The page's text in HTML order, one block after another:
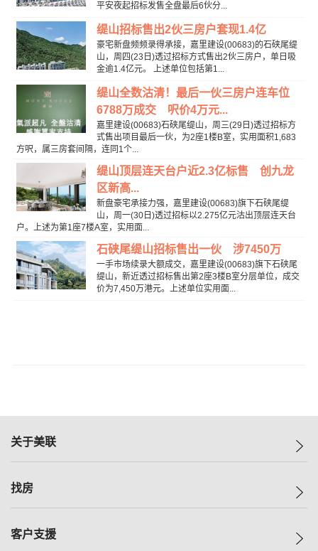
平安夜起招标发售全盘最后6伙分...
缇山招标售出2伙三房户套现1.4亿
豪宅新盘频频录得承接，嘉里建设(00683)的石硖尾缇
山，周四(23日)透过招标方式售出2伙三房户，单日吸
金逾1.4亿元。 上述单位包括第1...
缇山全数沽清！最后一伙三房户连车位
6788万成交 呎价4万元...
嘉里建设(00683)石硖尾缇山，周三(29日)透过招标方
式售出项目最后一伙，为2座1楼B室，实用面积1,683
方呎，属三房套间隔，连同1个...
缇山顶层连天台户近2.3亿标售 创九龙
区新高...
新盘豪宅承接力强，嘉里建设(00683)旗下石硖尾缇
山，周一(30日)透过招标以2.275亿元沽出顶层连天台
户。上述为第1座7楼A室，实用面...
石硖尾缇山招标售出一伙 涉7450万
一手市场续录大额成交，嘉里建设(00683)旗下石硖尾
缇山，新近透过招标售出第2座3楼B室分层单位，成交
价为7,450万港元。上述单位实用面...
关于美联
美联集团
人才招募
找房
一手新房
客户支援